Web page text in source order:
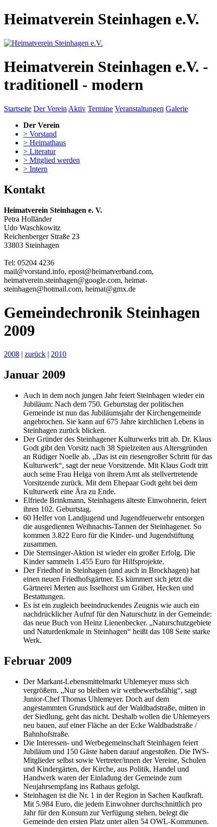
Heimatverein Steinhagen e.V.
Heimatverein Steinhagen e.V. -
traditionell - modern
Startseite Der Verein Aktiv Termine Veranstaltungen Galerie
Der Verein
> Vorstand
> Heimathaus
> Literatur
> Mitglied werden
> Intern
Kontakt
Heimatverein Steinhagen e. V.
Petra Holländer
Udo Waschkowitz
Reichenberger Straße 23
33803 Steinhagen
Tel: 05204 4236
mail@vorstand.info, epost@heimatverband.com,
heimatverein.steinhagen@google.com, heimat-
steinhagen@hotmail.com, heimat@gmx.de
Gemeindechronik Steinhagen
2009
2008 | zurück | 2010
Januar 2009
Auch in dem noch jungen Jahr feiert Steinhagen wieder ein
Jubiläum: Nach dem 750. Geburtstag der politischen
Gemeinde ist nun das Jubiläumsjahr der Kirchengemeinde
angebrochen. Sie kann auf 675 Jahre kirchlichen Lebens in
Steinhagen zurück blicken.
Der Gründer des Steinhagener Kulturwerks tritt ab. Dr. Klaus
Godt gibt den Vorsitz nach 38 Spielzeiten aus Altersgründen
an Rüdiger Noelle ab. „Das ist ein riesengroßer Schritt für das
Kulturwerk“, sagt der neue Vorsitzende. Mit Klaus Godt tritt
auch seine Frau Helga von ihrem Amt als stellvertretende
Vorsitzende zurück. Mit dem Ehepaar Godt geht bei dem
Kulturwerk eine Ära zu Ende.
Elfriede Brinkmann, Steinhagens älteste Einwohnerin, feiert
ihren 102. Geburtstag.
60 Helfer von Landjugend und Jugendfeuerwehr entsorgen
die ausgedienten Weihnachts-Tannen der Steinhagener. So
kommen 3.822 Euro für die Kinder- und Jugendstiftung
zusammen.
Die Sternsinger-Aktion ist wieder ein großer Erfolg. Die
Kinder sammeln 1.455 Euro für Hilfsprojekte.
Der Friedhof in Steinhagen (und auch in Brockhagen) hat
einen neuen Friedhofsgärtner. Es kümmert sich jetzt die
Gärtnerei Merten aus Isselhorst um Gräber, Hecken und
Bestattungen.
Es ist ein zugleich beeindruckendes Zeugnis wie auch ein
nachdrücklicher Aufruf für den Naturschutz in der Gemeinde:
das neue Buch von Heinz Lienenbecker. „Naturschutzgebiete
und Naturdenkmale in Steinhagen“ heißt das 108 Seite starke
Werk.
Februar 2009
Der Markant-Lebensmittelmarkt Uhlemeyer muss sich
vergrößern. „Nur so bleiben wir wettbewerbsfähig“, sagt
Junior-Chef Thomas Uhlemeyer. Doch auf dem
angestammten Grundstück auf der Waldbadstraße, mitten in
der Siedlung, geht das nicht. Deshalb wollen die Uhlemeyers
neu bauen, auf einer Fläche an der Ecke Waldbadstraße /
Bahnhofstraße.
Die Interessen- und Werbegemeinschaft Steinhagen feiert
Jubiläum und 150 Gäste haben darauf angestoßen. Die IWS-
Mitglieder selbst sowie Vertreter/innen der Vereine, Schulen
und Kindergärten, der Kirche, aus Politik, Handel und
Handwerk waren der Einladung der Gemeinde zum
Neujahrsempfang ins Rathaus gefolgt.
Steinhagen ist die Nr. 1 in der Region in Sachen Kaufkraft.
Mit 5.984 Euro, die jedem Einwohner durchschnittlich pro
Jahr für den Konsum zur Verfügung stehen, belegt die
Gemeinde den ersten Platz unter allen 54 OWL-Kommunen.